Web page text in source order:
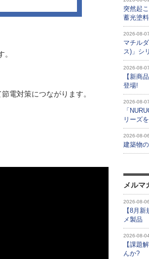
電対策につながります。
突然起
蓄光塗料
2026-08-07
マチル
ス)」シ
2026-08-07
【新商
登場!
2026-08-07
「
リーズ
2026-08-06
建築物
メルマ
2026-08-06
【8月
メ製品
2026-08-
【課題
んか?